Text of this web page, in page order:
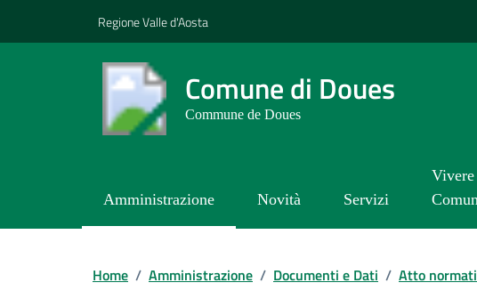
Regione Valle d'Aosta
Comune di Doues
Commune de Doues
Amministrazione Novità Servizi
Home / Amministrazione / Documenti e Dati / Atto